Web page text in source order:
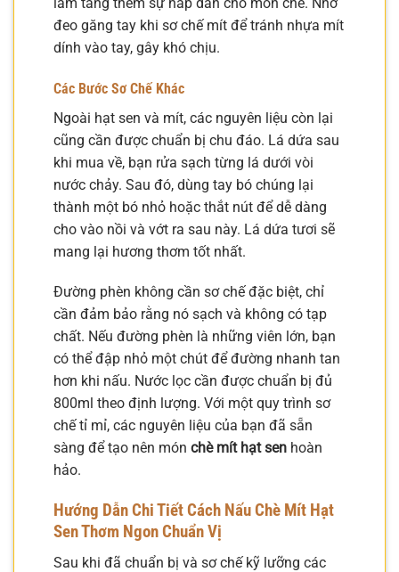
đeo găng tay khi sơ chế mít để tránh nhựa mít
dính vào tay, gây khó chịu.
Các Bước Sơ Chế Khác
Ngoài hạt sen và mít, các nguyên liệu còn lại
cũng cần được chuẩn bị chu đáo. Lá dứa sau
khi mua về, bạn rửa sạch từng lá dưới vòi
nước chảy. Sau đó, dùng tay bó chúng lại
thành một bó nhỏ hoặc thắt nút để dễ dàng
cho vào nồi và vớt ra sau này. Lá dứa tươi sẽ
mang lại hương thơm tốt nhất.
Đường phèn không cần sơ chế đặc biệt, chỉ
cần đảm bảo rằng nó sạch và không có tạp
chất. Nếu đường phèn là những viên lớn, bạn
có thể đập nhỏ một chút để đường nhanh tan
hơn khi nấu. Nước lọc cần được chuẩn bị đủ
800ml theo định lượng. Với một quy trình sơ
chế tỉ mỉ, các nguyên liệu của bạn đã sẵn
sàng để tạo nên món chè mít hạt sen hoàn
hảo.
Hướng Dẫn Chi Tiết Cách Nấu Chè Mít Hạt
Sen Thơm Ngon Chuẩn Vị
Sau khi đã chuẩn bị và sơ chế kỹ lưỡng các